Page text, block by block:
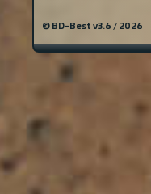
© BD-Best v3.6 / 2026